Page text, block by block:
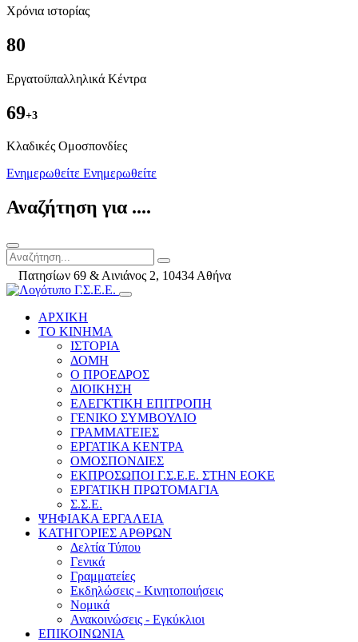
Χρόνια ιστορίας
80
Εργατοϋπαλληλικά Κέντρα
69+3
Kλαδικές Ομοσπονδίες
Ενημερωθείτε Ενημερωθείτε
Αναζήτηση για ....
Πατησίων 69 & Αινιάνος 2, 10434 Αθήνα
ΑΡΧΙΚΗ
ΤΟ ΚΙΝΗΜΑ
ΙΣΤΟΡΙΑ
ΔΟΜΗ
Ο ΠΡΟΕΔΡΟΣ
ΔΙΟΙΚΗΣΗ
ΕΛΕΓΚΤΙΚΗ ΕΠΙΤΡΟΠΗ
ΓΕΝΙΚΟ ΣΥΜΒΟΥΛΙΟ
ΓΡΑΜΜΑΤΕΙΕΣ
ΕΡΓΑΤΙΚΑ ΚΕΝΤΡΑ
ΟΜΟΣΠΟΝΔΙΕΣ
ΕΚΠΡΟΣΩΠΟΙ Γ.Σ.Ε.Ε. ΣΤΗΝ ΕΟΚΕ
ΕΡΓΑΤΙΚΗ ΠΡΩΤΟΜΑΓΙΑ
Σ.Σ.Ε.
ΨΗΦΙΑΚΑ ΕΡΓΑΛΕΙΑ
ΚΑΤΗΓΟΡΙΕΣ ΑΡΘΡΩΝ
Δελτία Τύπου
Γενικά
Γραμματείες
Εκδηλώσεις - Κινητοποιήσεις
Νομικά
Ανακοινώσεις - Εγκύκλιοι
ΕΠΙΚΟΙΝΩΝΙΑ